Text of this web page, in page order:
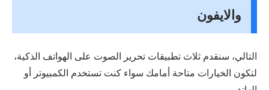
والايفون
التالي، سنقدم ثلاث تطبيقات تحرير الصوت على الهواتف الذكية،
لتكون الخيارات متاحة أمامك سواء كنت تستخدم الكمبيوتر أو